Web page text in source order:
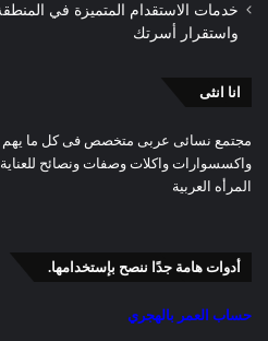
خدمات الاستقدام المتميزة في
واستقرار أسرتك
انا انثى
مجتمع نسائى عربى متخصص فى كل ما يهم
واكسسوارات واكلات وصفات ونصائح
المرأه العربية
أدوات هامة جدًا ننصح بإستخدامها.
حساب العمر بالهجري